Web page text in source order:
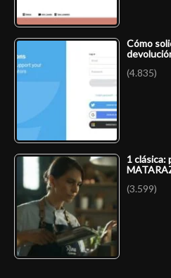
Cómo
(4.835)
1 clásica:
(3.599)